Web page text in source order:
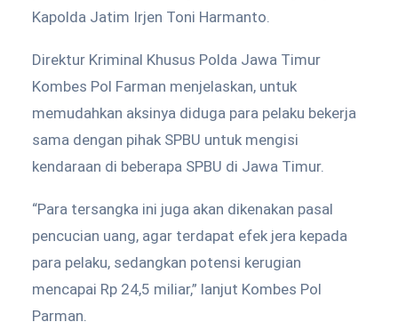
Kapolda Jatim Irjen Toni Harmanto.
Direktur Kriminal Khusus Polda Jawa Timur
Kombes Pol Farman menjelaskan, untuk
memudahkan aksinya diduga para pelaku bekerja
sama dengan pihak SPBU untuk mengisi
kendaraan di beberapa SPBU di Jawa Timur.
“Para tersangka ini juga akan dikenakan pasal
pencucian uang, agar terdapat efek jera kepada
para pelaku, sedangkan potensi kerugian
mencapai Rp 24,5 miliar,” lanjut Kombes Pol
Parman.